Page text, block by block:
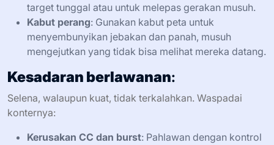
target tunggal atau untuk melepas gerakan musuh.
Kabut perang: Gunakan kabut peta untuk
menyembunyikan jebakan dan panah, musuh
mengejutkan yang tidak bisa melihat mereka datang.
Kesadaran berlawanan:
Selena, walaupun kuat, tidak terkalahkan. Waspadai
konternya:
Kerusakan CC dan burst: Pahlawan dengan kontrol